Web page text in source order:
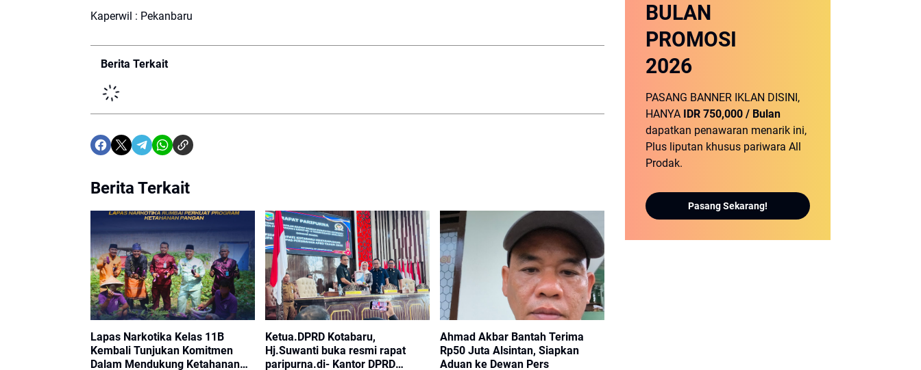
Kaperwil : Pekanbaru
Berita Terkait
Berita Terkait
Lapas Narkotika Kelas 11B
Kembali Tunjukan Komitmen
Dalam Mendukung Ketahanan
Ketua.DPRD Kotabaru,
Hj.Suwanti buka resmi rapat
paripurna.di- Kantor DPRD
Ahmad Akbar Bantah Terima
Rp50 Juta Alsintan, Siapkan
Aduan ke Dewan Pers
BULAN
PROMOSI
2026
PASANG BANNER IKLAN DISINI,
HANYA
IDR 750,000 / Bulan
dapatkan penawaran menarik ini,
Plus liputan khusus pariwara All
Prodak.
Pasang Sekarang!